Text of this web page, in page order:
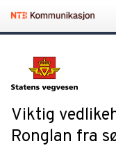
Viktig
Ronglan fra